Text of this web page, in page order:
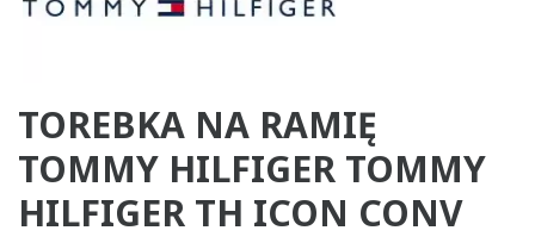
TOREBKA NA RAMIĘ
TOMMY HILFIGER TOMMY
HILFIGER TH ICON CONV